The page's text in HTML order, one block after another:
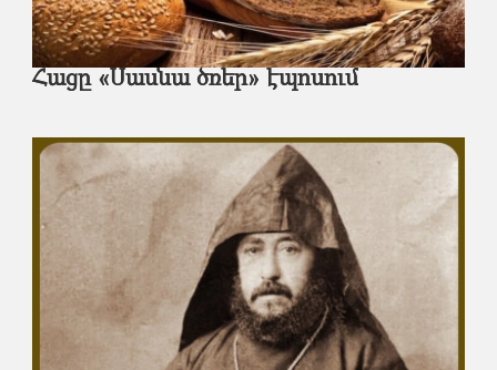
Հացը «Սասնա ծռեր» էպոսում